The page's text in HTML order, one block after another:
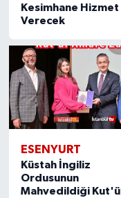
Kesimhane Hizmet
Verecek
ESENYURT
Küstah İngiliz
Ordusunun
Mahvedildiği Kut'ül